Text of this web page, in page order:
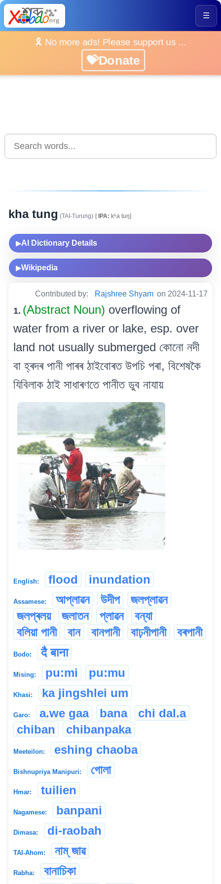
☰
🎗️ No more ads! Please support us ...
💝Donate
kha tung (TAI-Turung) [IPA: kʰa tuŋ]
▶AI Dictionary Details
▶Wikipedia
Contributed by: Rajshree Shyam on 2024-11-17
1. (Abstract Noun) overflowing of
water from a river or lake, esp. over
land not usually submerged কোনো নদী
বা হ্ৰদৰ পানী পাৰৰ ঠাইবোৰত উপচি পৰা, বিশেষকৈ
যিবিলাক ঠাই সাধাৰণতে পানীত ডুব নাযায়
English: flood inundation
Assamese: আপ্লাৱন উদীপ
জলপ্লাৱন
জলপ্ৰলয়
জলাতন প্লাৱন
বন্যা
বলিয়া পানী
বান বানপানী বাঢ়নীপানী বৰপানী
Bodo: दै बाना
Mising: pu:mi pu:mu
Khasi: ka jingshlei um
Garo: a.we gaa bana
chi dal.a
chiban
chibanpaka
Meeteilon: eshing chaoba
Bishnupriya Manipuri: গোলা
Hmar: tuilien
Nagamese: banpani
Dimasa: di-raobah
TAI-Ahom: নাম্ জাৱ
Rabha: বানাচিকা